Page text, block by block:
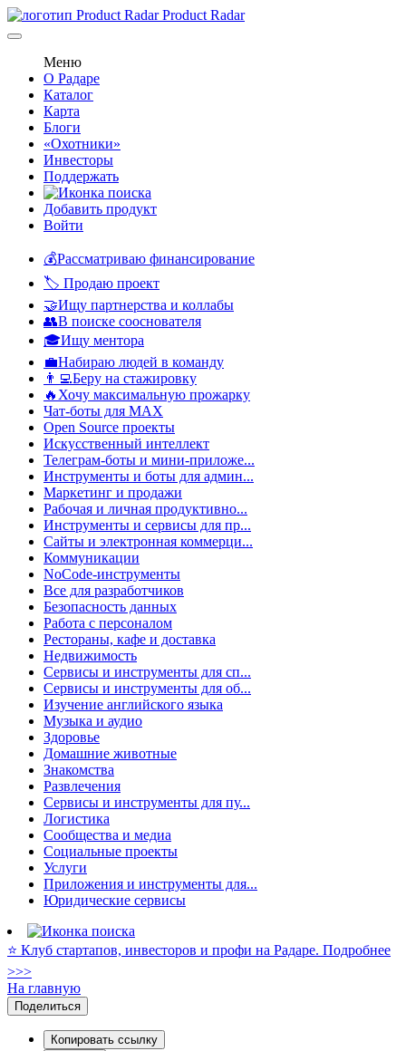
Product Radar
Меню
О Радаре
Каталог
Карта
Блоги
«Охотники»
Инвесторы
Поддержать
Добавить продукт
Войти
💰Рассматриваю финансирование
🏷️ Продаю проект
🤝Ищу партнерства и коллабы
👥В поиске сооснователя
🎓Ищу ментора
💼Набираю людей в команду
👨‍💻Беру на стажировку
🔥Хочу максимальную прожарку
Чат-боты для MAX
Open Source проекты
Искусственный интеллект
Телеграм-боты и мини-приложе...
Инструменты и боты для админ...
Маркетинг и продажи
Рабочая и личная продуктивно...
Инструменты и сервисы для пр...
Сайты и электронная коммерци...
Коммуникации
NoCode-инструменты
Все для разработчиков
Безопасность данных
Работа с персоналом
Рестораны, кафе и доставка
Недвижимость
Сервисы и инструменты для сп...
Сервисы и инструменты для об...
Изучение английского языка
Музыка и аудио
Здоровье
Домашние животные
Знакомства
Развлечения
Сервисы и инструменты для пу...
Логистика
Сообщества и медиа
Социальные проекты
Услуги
Приложения и инструменты для...
Юридические сервисы
⭐️ Клуб стартапов, инвесторов и профи на Радаре. Подробнее
>>>
На главную
Поделиться
Копировать ссылку